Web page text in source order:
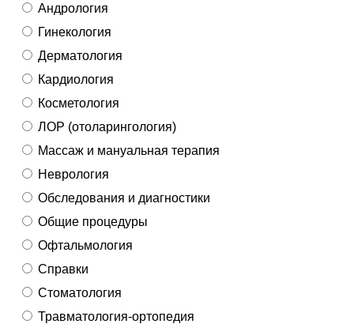
Андрология
Гинекология
Дерматология
Кардиология
Косметология
ЛОР (отоларингология)
Массаж и мануальная терапия
Неврология
Обследования и диагностики
Общие процедуры
Офтальмология
Справки
Стоматология
Травматология-ортопедия